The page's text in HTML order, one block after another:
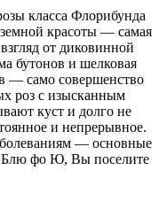
класса Флорибунда
красоты — самая
от диковинной
бутонов и шелковая
— само совершенство
роз с изысканным
куст и долго не
и непрерывное.
— основные
Блю фо Ю, Вы поселите